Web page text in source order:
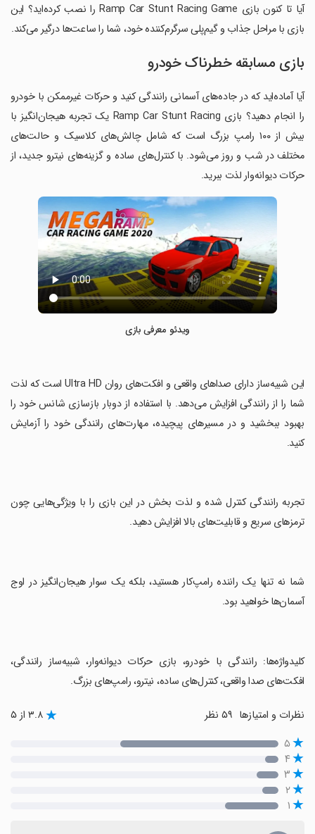
آیا تا کنون بازی Ramp Car Stunt Racing Game را نصب کرده‌اید؟ این
بازی با مراحل جذاب و گیم‌پلی سرگرم‌کننده خود، شما را ساعت‌ها درگیر می‌کند.
بازی مسابقه خطرناک خودرو
آیا آماده‌اید که در جاده‌های آسمانی رانندگی کنید و حرکات غیرممکن با خودرو
را انجام دهید؟ بازی Ramp Car Stunt Racing یک تجربه هیجان‌انگیز با
بیش از ۱۰۰ رامپ بزرگ است که شامل چالش‌های کلاسیک و حالت‌های
مختلف در شب و روز می‌شود. با کنترل‌های ساده و گزینه‌های نیترو جدید، از
حرکات دیوانه‌وار لذت ببرید.
ویدئو معرفی بازی
‏این شبیه‌ساز دارای صداهای واقعی و افکت‌های روان Ultra HD است که لذت
شما را از رانندگی افزایش می‌دهد. با استفاده از دوبار بازسازی شانس خود را
بهبود ببخشید و در مسیرهای پیچیده، مهارت‌های رانندگی خود را آزمایش
کنید.
‏تجربه رانندگی کنترل شده و لذت بخش در این بازی را با ویژگی‌هایی چون
ترمزهای سریع و قابلیت‌های بالا افزایش دهید.
‏شما نه تنها یک راننده رامپ‌کار هستید، بلکه یک سوار هیجان‌انگیز در اوج
آسمان‌ها خواهید بود.
‏کلیدواژه‌ها: رانندگی با خودرو، بازی حرکات دیوانه‌وار، شبیه‌ساز رانندگی،
افکت‌های صدا واقعی، کنترل‌های ساده، نیترو، رامپ‌های بزرگ.
نظرات و امتیازها ۳.۸ از ۵
۵
۴
۳
۲
۱